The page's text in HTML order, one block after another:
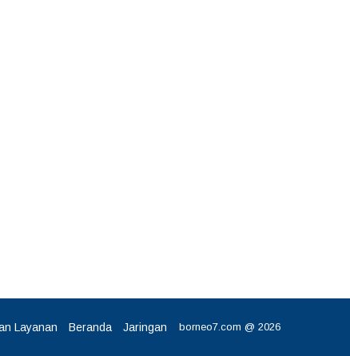
borneo7.com @ 2026
Layanan Beranda Jaringan